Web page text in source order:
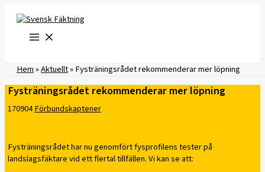
innehåll
Hem»Aktuellt»Fysträningsrådet rekommenderar mer löpning
Fysträningsrådet rekommenderar mer löpning
170904Förbundskaptener
Fysträningsrådet har nu genomfört fysprofilens tester på
landslagsfäktare vid ett flertal tillfällen. Vi kan se att: